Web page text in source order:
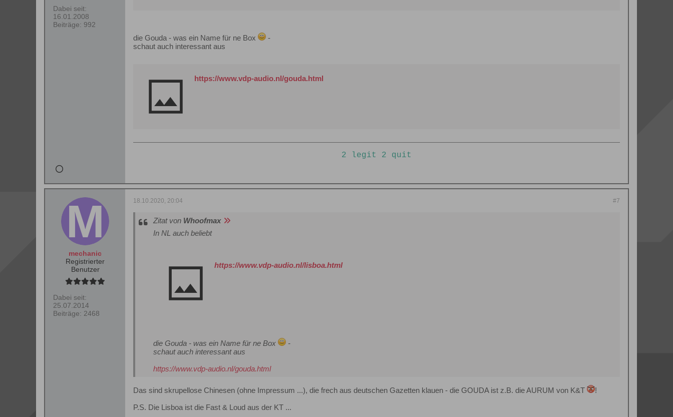
Dabei seit:
16.01.2008
Beiträge: 992
die Gouda - was ein Name für ne Box
-
schaut auch interessant aus
https://www.vdp-audio.nl/gouda.html
2 legit 2 quit
mechanic
Registrierter
Benutzer
Dabei seit:
25.07.2014
Beiträge: 2468
#7
18.10.2020, 20:04
Zitat von Whoofmax
In NL auch beliebt
https://www.vdp-audio.nl/lisboa.html
die Gouda - was ein Name für ne Box
-
schaut auch interessant aus
https://www.vdp-audio.nl/gouda.html
Das sind skrupellose Chinesen (ohne Impressum ...), die frech aus deutschen Gazetten klauen - die GOUDA ist z.B. die AURUM von K&T
!
P.S. Die Lisboa ist die Fast & Loud aus der KT ...